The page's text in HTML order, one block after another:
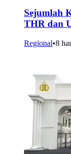
Sejumlah
THR dan
Regional•8